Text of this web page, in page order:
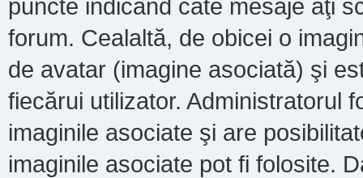
puncte indicând câte mesaje aţi
forum. Cealaltă, de obicei o
de avatar (imagine asociată) şi
fiecărui utilizator. Administratorul
imaginile asociate şi are
imaginile asociate pot fi folosite.